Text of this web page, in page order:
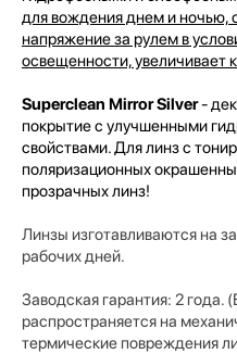
для вождения днем и ночью,
напряжение за рулем в
освещенности, увеличивает
Superclean Mirror Silver-
покрытие с улучшенными
свойствами. Для линз с
поляризационных
прозрачных линз!
Линзы изготавливаются на
рабочих дней.
Заводская гарантия: 2 года.
распространяется на
термические повреждения